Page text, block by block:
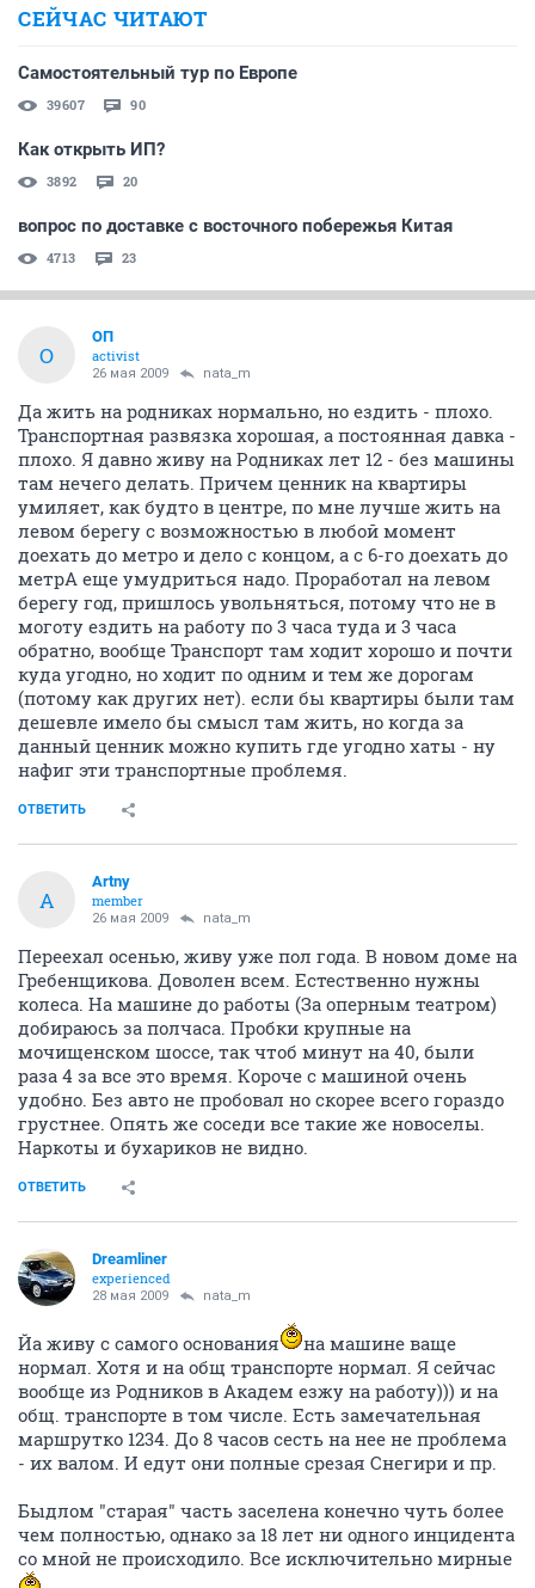
СЕЙЧАС ЧИТАЮТ
Самостоятельный тур по Европе
39607 90
Как открыть ИП?
3892 20
вопрос по доставке с восточного побережья Китая
4713 23
О
ОП
activist
26 мая 2009 nata_m
Да жить на родниках нормально, но ездить - плохо.
Транспортная развязка хорошая, а постоянная давка -
плохо. Я давно живу на Родниках лет 12 - без машины
там нечего делать. Причем ценник на квартиры
умиляет, как будто в центре, по мне лучше жить на
левом берегу с возможностью в любой момент
доехать до метро и дело с концом, а с 6-го доехать до
метрА еще умудриться надо. Проработал на левом
берегу год, пришлось увольняться, потому что не в
моготу ездить на работу по 3 часа туда и 3 часа
обратно, вообще Транспорт там ходит хорошо и почти
куда угодно, но ходит по одним и тем же дорогам
(потому как других нет). если бы квартиры были там
дешевле имело бы смысл там жить, но когда за
данный ценник можно купить где угодно хаты - ну
нафиг эти транспортные проблемя.
ОТВЕТИТЬ
A
Artny
member
26 мая 2009 nata_m
Переехал осенью, живу уже пол года. В новом доме на
Гребенщикова. Доволен всем. Естественно нужны
колеса. На машине до работы (За оперным театром)
добираюсь за полчаса. Пробки крупные на
мочищенском шоссе, так чтоб минут на 40, были
раза 4 за все это время. Короче с машиной очень
удобно. Без авто не пробовал но скорее всего гораздо
грустнее. Опять же соседи все такие же новоселы.
Наркоты и бухариков не видно.
ОТВЕТИТЬ
Dreamliner
experienced
28 мая 2009 nata_m
Йа живу с самого основания
на машине ваще
нормал. Хотя и на общ транспорте нормал. Я сейчас
вообще из Родников в Академ езжу на работу))) и на
общ. транспорте в том числе. Есть замечательная
маршрутко 1234. До 8 часов сесть на нее не проблема
- их валом. И едут они полные срезая Снегири и пр.
Быдлом "старая" часть заселена конечно чуть более
чем полностью, однако за 18 лет ни одного инцидента
со мной не происходило. Все исключительно мирные